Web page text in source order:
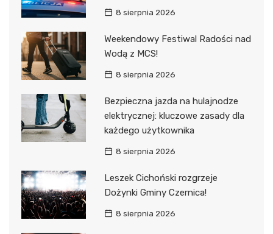
8 sierpnia 2026
Weekendowy Festiwal Radości nad
Wodą z MCS!
8 sierpnia 2026
Bezpieczna jazda na hulajnodze
elektrycznej: kluczowe zasady dla
każdego użytkownika
8 sierpnia 2026
Leszek Cichoński rozgrzeje
Dożynki Gminy Czernica!
8 sierpnia 2026